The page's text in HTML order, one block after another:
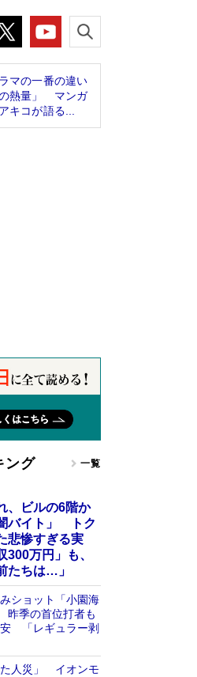
マの一番の違い
熱量」 マンガ
キコが語る...
ング 一覧
、ビルの6階か
バイト」 トク
悲惨すぎる実
万円」も、
たちは…」
ショット「小園海
昨季の首位打者も
「レギュラー剥
た人災」 イオンモ